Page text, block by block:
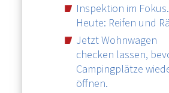
Inspektion im Fokus.
Heute: Reifen und
Jetzt Wohnwagen
checken lassen,
Campingplätze
öffnen.